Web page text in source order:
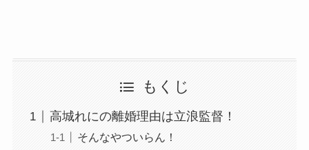
もくじ
高城れにの離婚理由は立浪監督！
そんなやついらん！